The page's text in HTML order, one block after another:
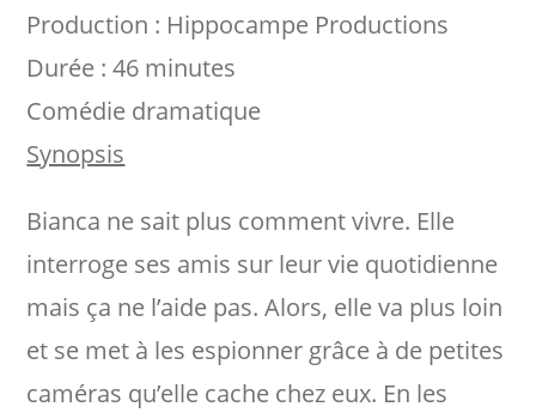
Production : Hippocampe Productions
Durée : 46 minutes
Comédie dramatique
Synopsis
Bianca ne sait plus comment vivre. Elle
interroge ses amis sur leur vie quotidienne
mais ça ne l’aide pas. Alors, elle va plus loin
et se met à les espionner grâce à de petites
caméras qu’elle cache chez eux. En les